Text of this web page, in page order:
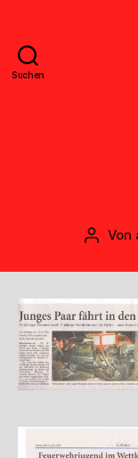
Suchen
Von